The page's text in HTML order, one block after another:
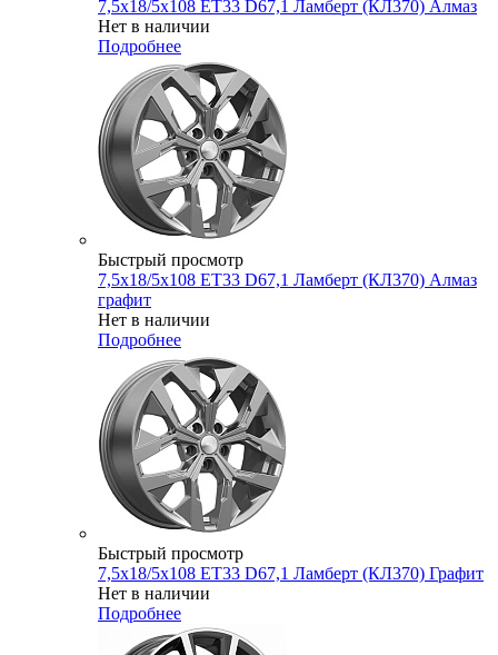
7,5x18/5x108 ET33 D67,1 Ламберт (КЛ370) Алмаз
Нет в наличии
Подробнее
Быстрый просмотр
7,5x18/5x108 ET33 D67,1 Ламберт (КЛ370) Алмаз
графит
Нет в наличии
Подробнее
Быстрый просмотр
7,5x18/5x108 ET33 D67,1 Ламберт (КЛ370) Графит
Нет в наличии
Подробнее